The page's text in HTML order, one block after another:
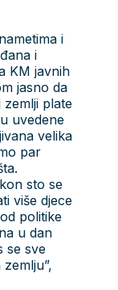
i
i
KM javnih
jasno da
plate
uvedene
velika
par
sto se
više djece
politike
u dan
se sve